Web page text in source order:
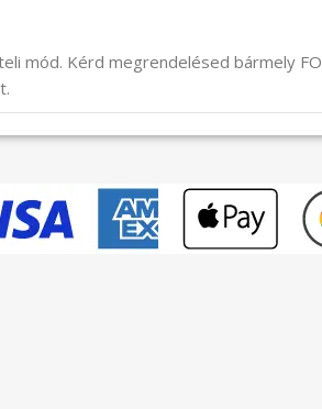
mód. Kérd megrendelésed bármely